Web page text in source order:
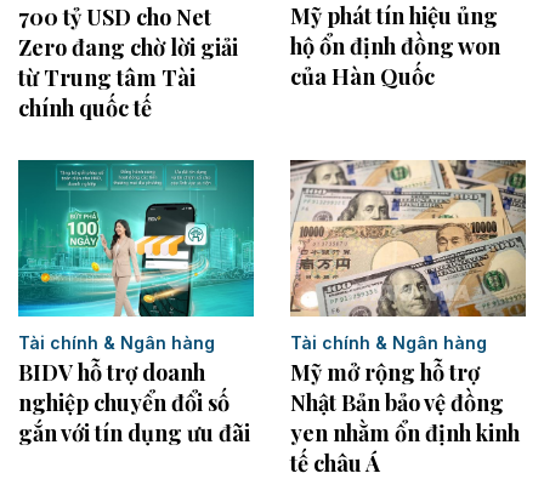
700 tỷ USD cho Net
Zero đang chờ lời giải
từ Trung tâm Tài
chính quốc tế
Mỹ phát tín hiệu ủng
hộ ổn định đồng won
của Hàn Quốc
Tài chính & Ngân hàng
BIDV hỗ trợ doanh
nghiệp chuyển đổi số
gắn với tín dụng ưu đãi
Tài chính & Ngân hàng
Mỹ mở rộng hỗ trợ
Nhật Bản bảo vệ đồng
yen nhằm ổn định kinh
tế châu Á